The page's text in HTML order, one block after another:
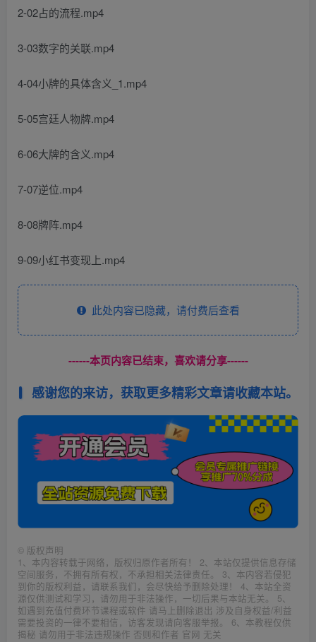
2-02占的流程.mp4
3-03数字的关联.mp4
4-04小牌的具体含义_1.mp4
5-05宫廷人物牌.mp4
6-06大牌的含义.mp4
7-07逆位.mp4
8-08牌阵.mp4
9-09小红书变现上.mp4
此处内容已隐藏，请付费后查看
------本页内容已结束，喜欢请分享------
感谢您的来访，获取更多精彩文章请收藏本站。
© 版权声明
1、本内容转载于网络，版权归原作者所有！ 2、本站仅提供信息存储
空间服务，不拥有所有权，不承担相关法律责任。 3、本内容若侵犯
到你的版权利益，请联系我们，会尽快给予删除处理！ 4、本站全资
源仅供测试和学习，请勿用于非法操作，一切后果与本站无关。 5、
如遇到充值付费环节课程或软件 请马上删除退出 涉及自身权益/利益
需要投资的一律不要相信，访客发现请向客服举报。 6、本教程仅供
揭秘 请勿用于非法违规操作 否则和作者 官网 无关